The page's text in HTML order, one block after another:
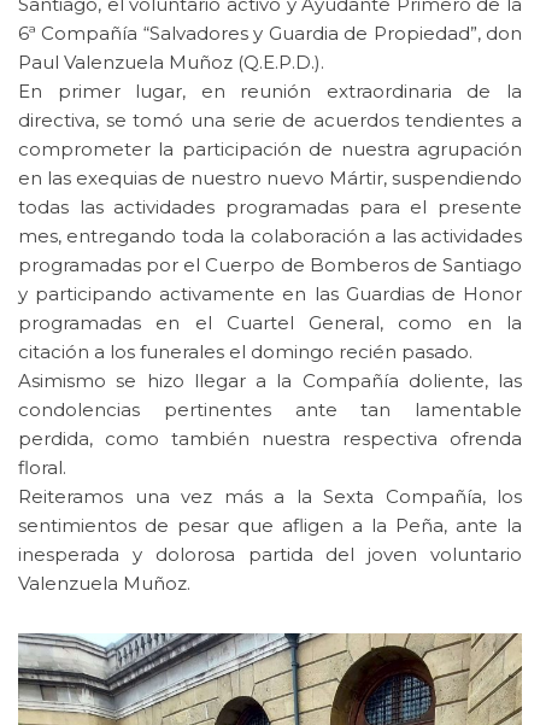
Santiago, el voluntario activo y Ayudante Primero de la
6ª Compañía “Salvadores y Guardia de Propiedad”, don
Paul Valenzuela Muñoz (Q.E.P.D.).
En primer lugar, en reunión extraordinaria de la
directiva, se tomó una serie de acuerdos tendientes a
comprometer la participación de nuestra agrupación
en las exequias de nuestro nuevo Mártir, suspendiendo
todas las actividades programadas para el presente
mes, entregando toda la colaboración a las actividades
programadas por el Cuerpo de Bomberos de Santiago
y participando activamente en las Guardias de Honor
programadas en el Cuartel General, como en la
citación a los funerales el domingo recién pasado.
Asimismo se hizo llegar a la Compañía doliente, las
condolencias pertinentes ante tan lamentable
perdida, como también nuestra respectiva ofrenda
floral.
Reiteramos una vez más a la Sexta Compañía, los
sentimientos de pesar que afligen a la Peña, ante la
inesperada y dolorosa partida del joven voluntario
Valenzuela Muñoz.